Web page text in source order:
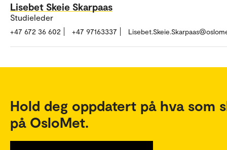
Lisebet Skeie Skarpaas
Studieleder
+47 672 36 602 +47 97163337
Hold deg oppdatert på hva som
på OsloMet.